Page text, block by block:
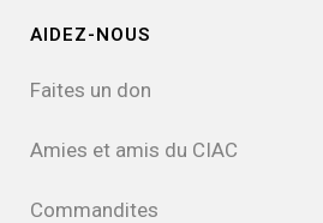
AIDEZ-NOUS
Faites un don
Amies et amis du CIAC
Commandites